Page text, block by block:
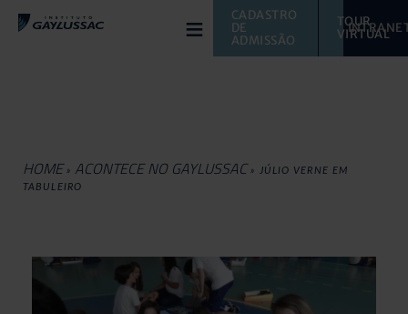
≡
CADASTRO
DE
ADMISSÃO
TOUR
VIRTUAL
HOME » ACONTECE NO GAYLUSSAC »
JÚLIO VERNE EM
TABULEIRO